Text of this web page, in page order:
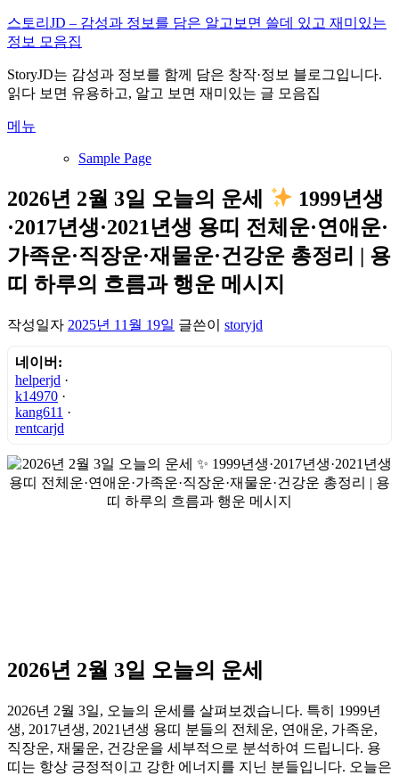
내
용
로
바
가
스토리JD – 감성과 정보를 담은 알고보면 쓸데 있고 재미있는
정보 모음집
StoryJD는 감성과 정보를 함께 담은 창작·정보 블로그입니다.
읽다 보면 유용하고, 알고 보면 재미있는 글 모음집
메뉴
Sample Page
2026년 2월 3일 오늘의 운세
1999년생
·2017년생·2021년생 용띠 전체운·연애운·
가족운·직장운·재물운·건강운 총정리 | 용
띠 하루의 흐름과 행운 메시지
작성일자 2025년 11월 19일 글쓴이 storyjd
네이버:
helperjd ·
k14970 ·
kang611 ·
rentcarjd
2026년 2월 3일 오늘의 운세
2026년 2월 3일, 오늘의 운세를 살펴보겠습니다. 특히 1999년
생, 2017년생, 2021년생 용띠 분들의 전체운, 연애운, 가족운,
직장운, 재물운, 건강운을 세부적으로 분석하여 드립니다. 용
띠는 항상 긍정적이고 강한 에너지를 지닌 분들입니다. 오늘은